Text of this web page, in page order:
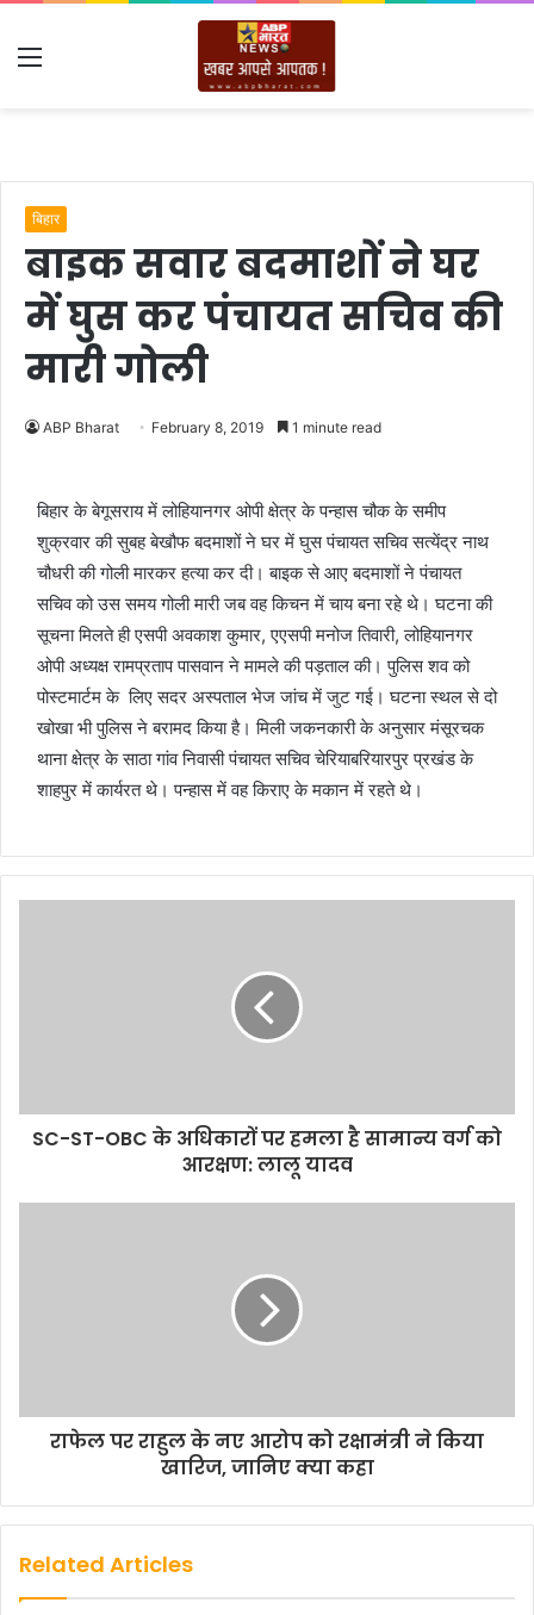
Menu
बिहार
बाइक सवार बदमाशों ने घर
में घुस कर पंचायत सचिव की
मारी गोली
ABP Bharat February 8, 2019 1 minute read
बिहार के बेगूसराय में लोहियानगर ओपी क्षेत्र के पन्हास चौक के समीप
शुक्रवार की सुबह बेखौफ बदमाशों ने घर में घुस पंचायत सचिव सत्येंद्र नाथ
चौधरी की गोली मारकर हत्या कर दी। बाइक से आए बदमाशों ने पंचायत
सचिव को उस समय गोली मारी जब वह किचन में चाय बना रहे थे। घटना की
सूचना मिलते ही एसपी अवकाश कुमार, एएसपी मनोज तिवारी, लोहियानगर
ओपी अध्यक्ष रामप्रताप पासवान ने मामले की पड़ताल की। पुलिस शव को
पोस्टमार्टम के लिए सदर अस्पताल भेज जांच में जुट गई। घटना स्थल से दो
खोखा भी पुलिस ने बरामद किया है। मिली जकनकारी के अनुसार मंसूरचक
थाना क्षेत्र के साठा गांव निवासी पंचायत सचिव चेरियाबरियारपुर प्रखंड के
शाहपुर में कार्यरत थे। पन्हास में वह किराए के मकान में रहते थे।
SC-ST-OBC के अधिकारों पर हमला है सामान्य वर्ग को
आरक्षण: लालू यादव
राफेल पर राहुल के नए आरोप को रक्षामंत्री ने किया
खारिज, जानिए क्या कहा
Related Articles